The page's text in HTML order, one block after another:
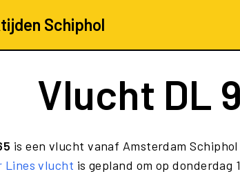
Schiphol
Vlucht DL
is een vlucht vanaf Amsterdam
Lines vlucht is gepland om op donderdag